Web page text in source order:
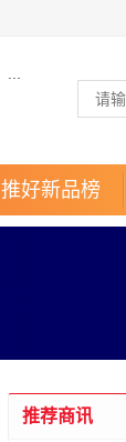
推好新品榜
推荐商讯